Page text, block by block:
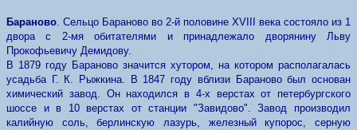
Бараново. Сельцо Бараново во 2-й половине XVIII века состояло из 1
двора с 2-мя обитателями и принадлежало дворянину Льву
Прокофьевичу Демидову.
В 1879 году Бараново значится хутором, на котором располагалась
усадьба Г. К. Рыжкина. В 1847 году вблизи Бараново был основан
химический завод. Он находился в 4-х верстах от петербургского
шоссе и в 10 верстах от станции "Завидово". Завод производил
калийную соль, берлинскую лазурь, железный купорос, серную